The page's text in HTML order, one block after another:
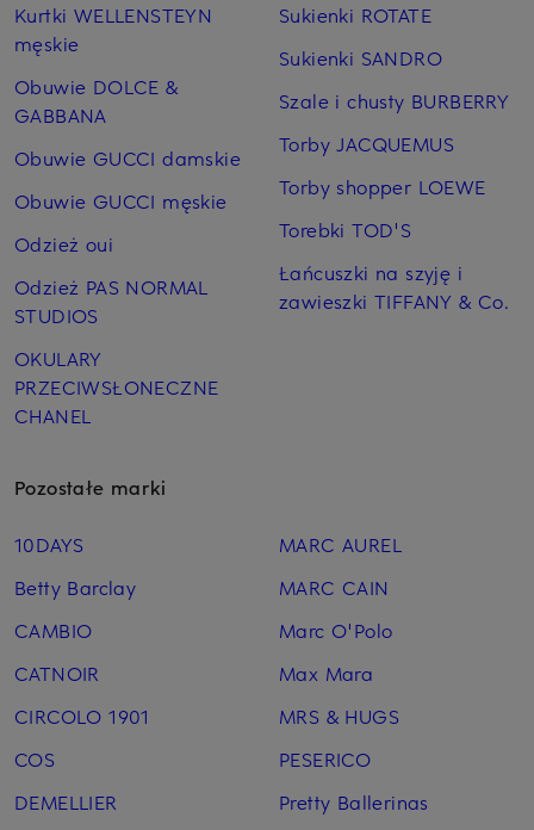
Kurtki WELLENSTEYN
męskie
Obuwie DOLCE &
GABBANA
Obuwie GUCCI damskie
Obuwie GUCCI męskie
Odzież oui
Odzież PAS NORMAL
STUDIOS
OKULARY
PRZECIWSŁONECZNE
CHANEL
Sukienki ROTATE
Sukienki SANDRO
Szale i chusty BURBERRY
Torby JACQUEMUS
Torby shopper LOEWE
Torebki TOD'S
Łańcuszki na szyję i
zawieszki TIFFANY & Co.
Pozostałe marki
10DAYS
Betty Barclay
CAMBIO
CATNOIR
CIRCOLO 1901
COS
DEMELLIER
MARC AUREL
MARC CAIN
Marc O'Polo
Max Mara
MRS & HUGS
PESERICO
Pretty Ballerinas